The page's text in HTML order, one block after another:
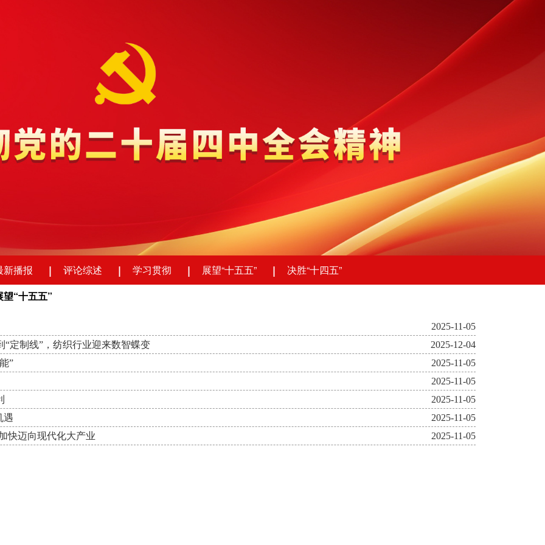
新播报 评论综述 学习贯彻 展望“十五五”
决胜“十四五”
望“十五五”
2025-11-05
“定制线”，纺织行业迎来数智蝶变
2025-12-04
”
2025-11-05
2025-11-05
2025-11-05
遇
2025-11-05
快迈向现代化大产业
2025-11-05